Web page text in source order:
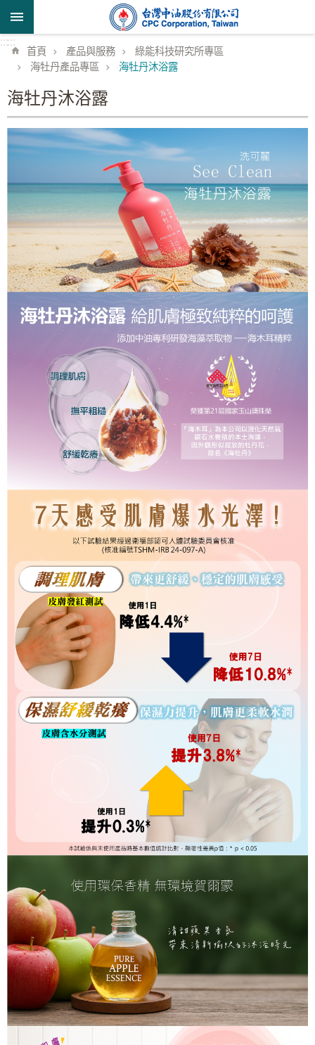
跳到主要內容區塊
::::::
首頁 產品與服務
綠能科技研究所專區
海牡丹產品專區
海牡丹沐浴露
海牡丹沐浴露